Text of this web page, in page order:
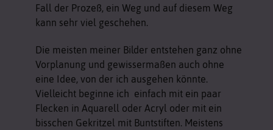
Fall der Prozeß, ein Weg und auf diesem Weg
kann sehr viel geschehen.
Die meisten meiner Bilder entstehen ganz ohne
Vorplanung und gewissermaßen auch ohne
eine Idee, von der ich ausgehen könnte.
Vielleicht beginne ich einfach mit ein paar
Flecken in Aquarell oder Acryl oder mit ein
bisschen Gekritzel mit Buntstiften. Meistens